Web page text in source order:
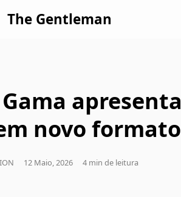
The Gentleman
apresenta
novo formato
12 Maio, 2026 4 min de leitura